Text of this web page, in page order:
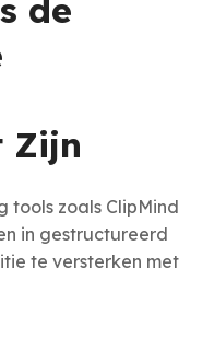
de
Zijn
tools zoals ClipMind
in gestructureerd
te versterken met